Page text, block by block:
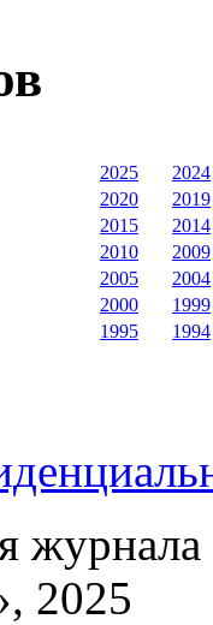
2025
2024
2020
2019
2015
2014
2010
2009
2005
2004
2000
1999
1995
1994
2025